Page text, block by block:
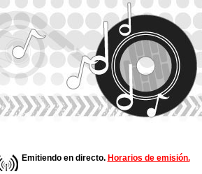
Emitiendo en directo. Horarios de emisión.